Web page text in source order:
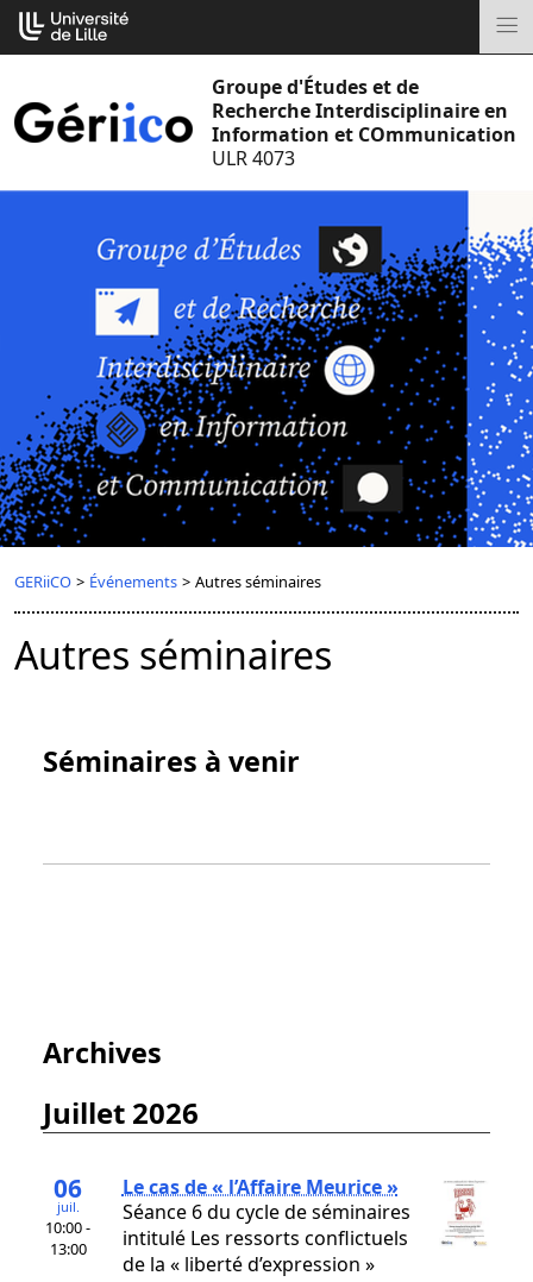
Aller
au
Groupe d'Études et de
Recherche Interdisciplinaire en
Information et COmmunication
ULR 4073
GERiiCO > Événements > Autres séminaires
Autres séminaires
Séminaires à venir
Archives
juillet 2026
06
juil.
10:00 -
13:00
Le cas de « l’Affaire Meurice »
Séance 6 du cycle de séminaires
intitulé Les ressorts conflictuels
de la « liberté d’expression »
Cookies management panel